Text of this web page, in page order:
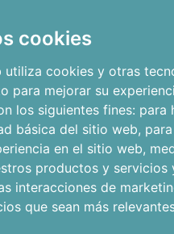
cookies
utiliza cookies y otras
para mejorar su
los siguientes fines: para
básica del sitio web,
en el sitio web,
productos y servicios
interacciones de
que sean más